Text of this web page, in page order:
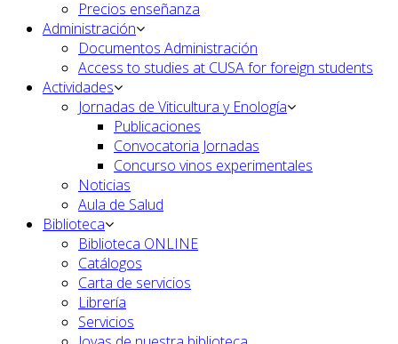
Precios enseñanza
Administración
Documentos Administración
Access to studies at CUSA for foreign students
Actividades
Jornadas de Viticultura y Enología
Publicaciones
Convocatoria Jornadas
Concurso vinos experimentales
Noticias
Aula de Salud
Biblioteca
Biblioteca ONLINE
Catálogos
Carta de servicios
Librería
Servicios